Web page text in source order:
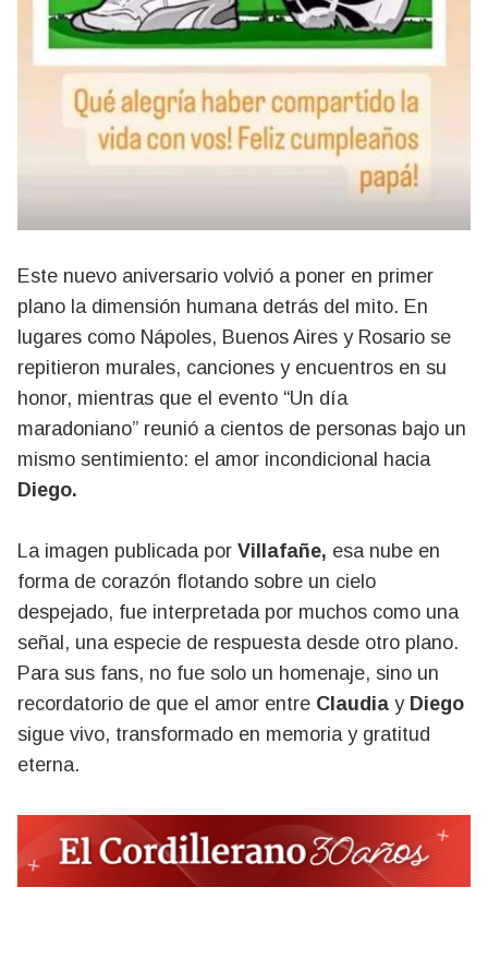
Este nuevo aniversario volvió a poner en primer
plano la dimensión humana detrás del mito. En
lugares como Nápoles, Buenos Aires y Rosario se
repitieron murales, canciones y encuentros en su
honor, mientras que el evento “Un día
maradoniano” reunió a cientos de personas bajo un
mismo sentimiento: el amor incondicional hacia
Diego.
La imagen publicada por Villafañe, esa nube en
forma de corazón flotando sobre un cielo
despejado, fue interpretada por muchos como una
señal, una especie de respuesta desde otro plano.
Para sus fans, no fue solo un homenaje, sino un
recordatorio de que el amor entre Claudia y Diego
sigue vivo, transformado en memoria y gratitud
eterna.